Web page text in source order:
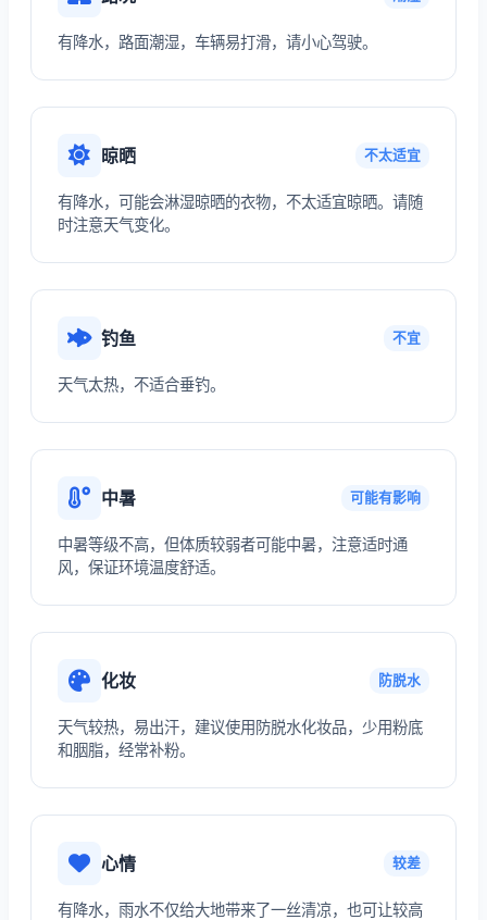
有降水，路面潮湿，车辆易打滑，请小心驾驶。
晾晒 不太适宜
有降水，可能会淋湿晾晒的衣物，不太适宜晾晒。请随
时注意天气变化。
钓鱼 不宜
天气太热，不适合垂钓。
中暑 可能有影响
中暑等级不高，但体质较弱者可能中暑，注意适时通
风，保证环境温度舒适。
化妆 防脱水
天气较热，易出汗，建议使用防脱水化妆品，少用粉底
和胭脂，经常补粉。
心情 较差
有降水，雨水不仅给大地带来了一丝清凉，也可让较高